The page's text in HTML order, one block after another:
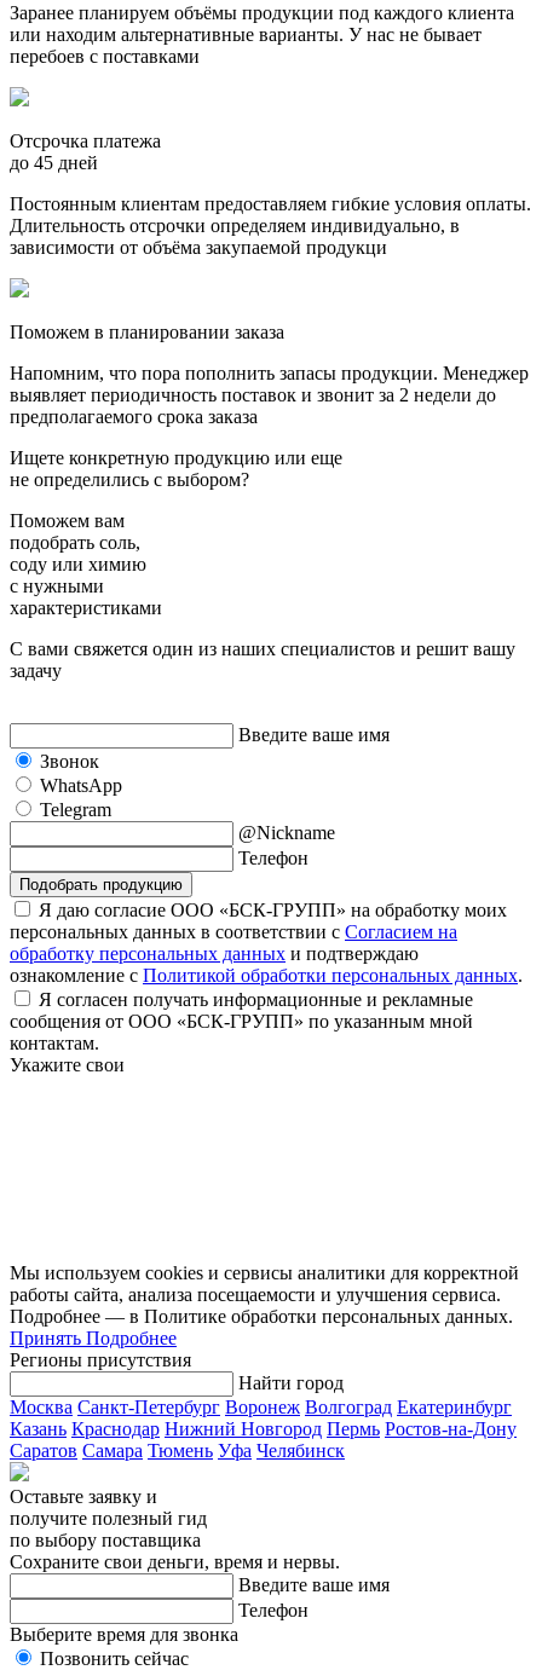
Заранее планируем объёмы продукции под каждого клиента
или находим альтернативные варианты. У нас не бывает
перебоев с поставками
Отсрочка платежа
до 45 дней
Постоянным клиентам предоставляем гибкие условия оплаты.
Длительность отсрочки определяем индивидуально, в
зависимости от объёма закупаемой продукци
Поможем в планировании заказа
Напомним, что пора пополнить запасы продукции. Менеджер
выявляет периодичность поставок и звонит за 2 недели до
предполагаемого срока заказа
Ищете конкретную продукцию или еще
не определились с выбором?
Поможем вам
подобрать соль,
соду или химию
с нужными
характеристиками
С вами свяжется один из наших специалистов и решит вашу
задачу
Введите ваше имя
Звонок
WhatsApp
Telegram
@Nickname
Телефон
Подобрать продукцию
Я даю согласие ООО «БСК-ГРУПП» на обработку моих
персональных данных в соответствии с Согласием на
обработку персональных данных и подтверждаю
ознакомление с Политикой обработки персональных данных.
Я согласен получать информационные и рекламные
сообщения от ООО «БСК-ГРУПП» по указанным мной
контактам.
Укажите свои
Мы используем cookies и сервисы аналитики для корректной
работы сайта, анализа посещаемости и улучшения сервиса.
Подробнее — в Политике обработки персональных данных.
Принять Подробнее
Регионы присутствия
Найти город
Москва Санкт-Петербург Воронеж Волгоград Екатеринбург
Казань Краснодар Нижний Новгород Пермь Ростов-на-Дону
Саратов Самара Тюмень Уфа Челябинск
Оставьте заявку и
получите полезный гид
по выбору поставщика
Сохраните свои деньги, время и нервы.
Введите ваше имя
Телефон
Выберите время для звонка
Позвонить сейчас